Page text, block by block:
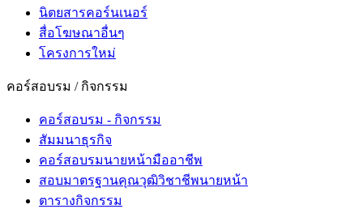
นิตยสารคอร์นเนอร์
สื่อโฆษณาอื่นๆ
โครงการใหม่
คอร์สอบรม / กิจกรรม
คอร์สอบรม - กิจกรรม
สัมมนาธุรกิจ
คอร์สอบรมนายหน้ามืออาชีพ
สอบมาตรฐานคุณวุฒิวิชาชีพนายหน้า
ตารางกิจกรรม